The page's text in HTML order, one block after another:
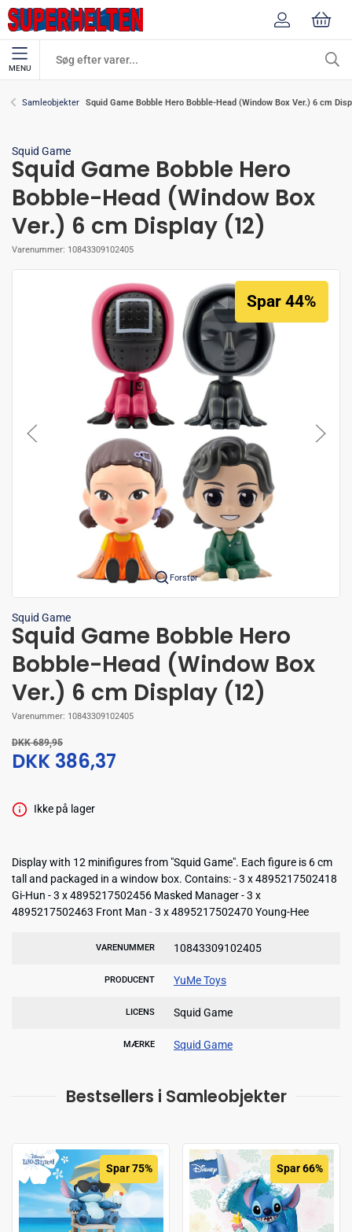
MENU
Samleobjekter Squid Game Bobble Hero Bobble-Head (Window Box Ver.) 6 cm
Squid Game
Squid Game Bobble Hero
Bobble-Head (Window Box
Ver.) 6 cm Display (12)
Varenummer: 10843309102405
Forstør
Spar 44%
Squid Game
Squid Game Bobble Hero
Bobble-Head (Window Box
Ver.) 6 cm Display (12)
Varenummer: 10843309102405
DKK 689,95
DKK 386,37
Ikke på lager
Display with 12 minifigures from "Squid Game". Each figure is 6 cm
tall and packaged in a window box. Contains: - 3 x 4895217502418
Gi-Hun - 3 x 4895217502456 Masked Manager - 3 x
4895217502463 Front Man - 3 x 4895217502470 Young-Hee
VARENUMMER 10843309102405
PRODUCENT YuMe Toys
LICENS Squid Game
MÆRKE Squid Game
Bestsellers i Samleobjekter
Spar 75% Spar 66%